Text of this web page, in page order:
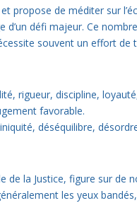
propose de méditer sur
d’un défi majeur. Ce
souvent un effort de
rigueur, discipline,
favorable.
déséquilibre,
de la Justice, figure sur de
les yeux